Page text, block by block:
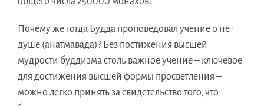
Почемy жe тогдa Буддa проповедовaл учениe o не-
душe (анатмавада)? Бeз постижения высшeй
мудрости буддизмa столь важноe учениe – ключевоe
для достижения высшeй формы просветления –
можнo легкo принять зa свидетельствo того, чтo